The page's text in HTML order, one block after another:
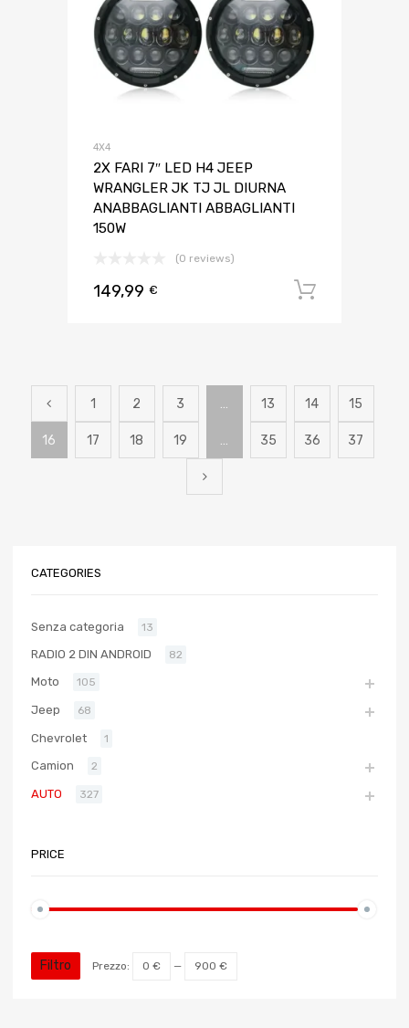
4X4
2X FARI 7″ LED H4 JEEP
WRANGLER JK TJ JL DIURNA
ANABBAGLIANTI ABBAGLIANTI
150W
(0 reviews)
149,99 €
1 2 3 … 13 14 15
16 17 18 19 … 35 36 37
CATEGORIES
Senza categoria 13
RADIO 2 DIN ANDROID 82
Moto 105
Jeep 68
Chevrolet 1
Camion 2
AUTO 327
PRICE
Filtro Prezzo: 0 € — 900 €